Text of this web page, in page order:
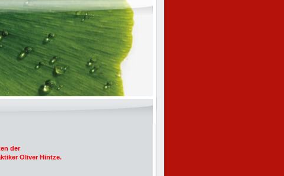
der
Oliver Hintze.